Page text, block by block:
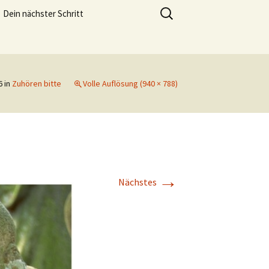
und genießen zu können.
Dein nächster Schritt
Suchen
nach:
in Zuhören bitte Volle Auflösung (940 × 788)
Nächstes →